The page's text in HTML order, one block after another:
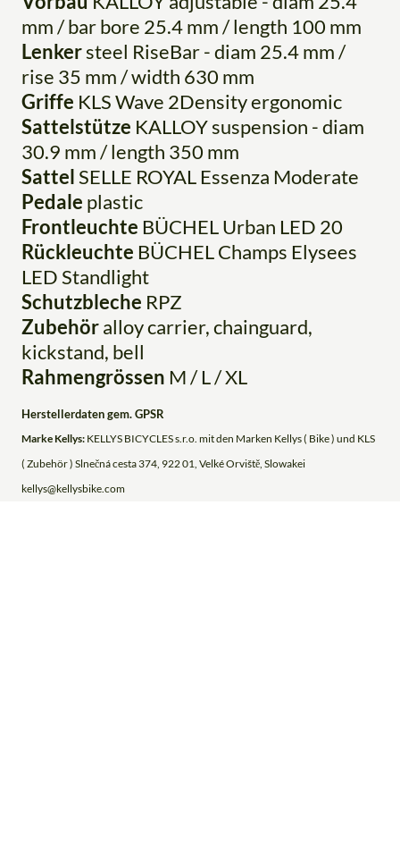
mm / bar bore 25.4 mm / length 100 mm
Lenkersteel RiseBar - diam 25.4 mm /
rise 35 mm / width 630 mm
Griffe KLS Wave 2Density ergonomic
Sattelstütze KALLOY suspension - diam
30.9 mm / length 350 mm
SattelSELLE ROYAL Essenza Moderate
Pedale plastic
Frontleuchte BÜCHEL Urban LED 20
Rückleuchte BÜCHEL Champs Elysees
LED Standlight
Schutzbleche RPZ
Zubehöralloy carrier, chainguard,
kickstand, bell
Rahmengrössen M / L / XL
Herstellerdaten gem. GPSR
Marke Kellys: KELLYS BICYCLES s.r.o. mit den Marken Kellys ( Bike ) und KLS
( Zubehör ) Slnečná cesta 374, 922 01, Velké Orviště, Slowakei
kellys@kellysbike.com